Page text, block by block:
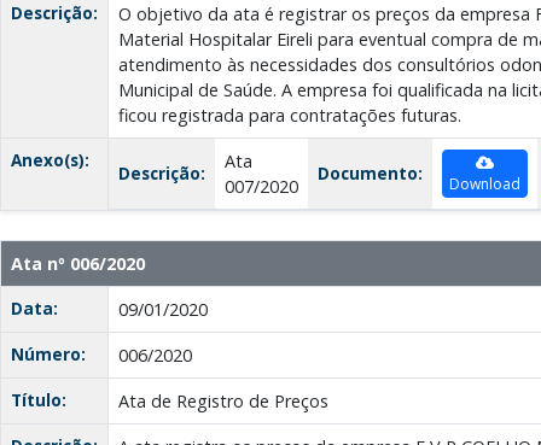
Descrição:
O objetivo da ata é registrar os preços da empresa
Material Hospitalar Eireli para eventual compra de
atendimento às necessidades dos consultórios
Municipal de Saúde. A empresa foi qualificada na
ficou registrada para contratações futuras.
Anexo(s):
Descrição:
Ata
007/2020
Documento: Download
Ata nº 006/2020
Data:
09/01/2020
Número:
006/2020
Título:
Ata de Registro de Preços